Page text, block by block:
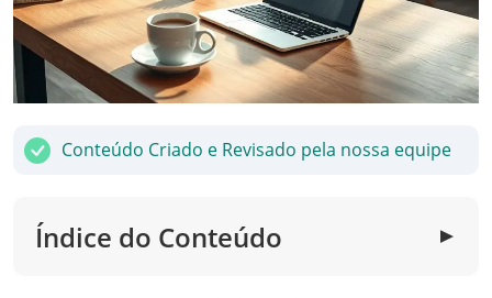
Conteúdo Criado e Revisado pela nossa equipe
Índice do Conteúdo ▼